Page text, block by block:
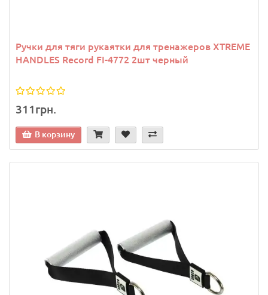
Ручки для тяги рукаятки для тренажеров XTREME
HANDLES Record FI-4772 2шт черный
311грн.
В корзину